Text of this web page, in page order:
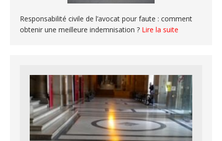
Responsabilité civile de l’avocat pour faute : comment
obtenir une meilleure indemnisation ? Lire la suite